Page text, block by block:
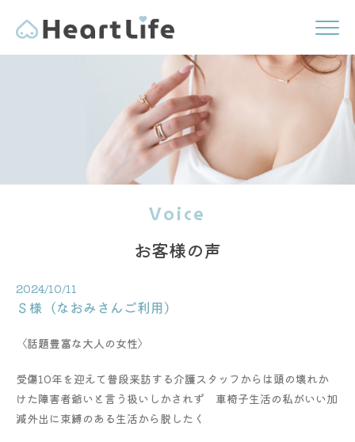
Voice
お客様の声
2024/10/11
Ｓ様（なおみさんご利用）
〈話題豊富な大人の女性〉
受傷10年を迎えて普段来訪する介護スタッフからは頭の壊れか
けた障害者爺いと言う扱いしかされず 車椅子生活の私がいい加
減外出に束縛のある生活から脱したく